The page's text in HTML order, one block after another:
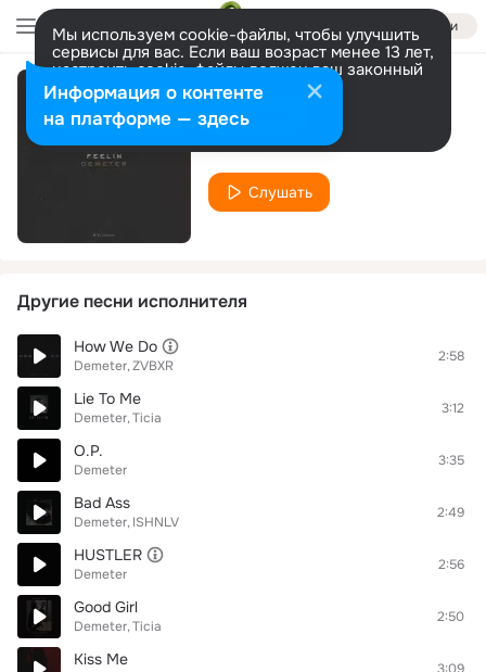
Войти
Мы используем cookie-файлы, чтобы улучшить
сервисы для вас. Если ваш возраст менее 13 лет,
настроить cookie-файлы должен ваш законный
представитель. Больше информации
Разрешить все Настроить
Feelin
Demeter
Слушать
Другие песни исполнителя
How We Do
Demeter ZVBXR
2:58
Lie To Me
Demeter Ticia
3:12
O.P.
Demeter
3:35
Bad Ass
Demeter ISHNLV
2:49
HUSTLER
Demeter
2:56
Good Girl
Demeter Ticia
2:50
Kiss Me
Информация о контенте
на платформе — здесь